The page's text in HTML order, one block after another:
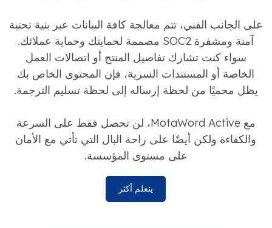
على الجانب الفني، تتم معالجة كافة البيانات عبر بنية تحتية
آمنة ومشفرة SOC2 مصممة لحمايتك وحماية عملائك.
سواء كنت تشارك تفاصيل المنتج أو اتصالات العمل
الخاصة أو المستندات السرية، فإن المحتوى الخاص بك
يظل محميًا من لحظة إرساله إلى لحظة تسليم الترجمة.
مع MotaWord Active، لن تحصل فقط على السرعة
والكفاءة ولكن أيضًا على راحة البال التي تأتي مع الأمان
على مستوى المؤسسة.
يتعلم أكثر